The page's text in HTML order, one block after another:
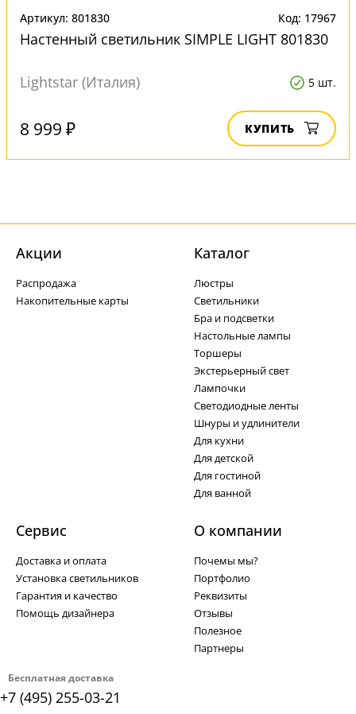
Артикул: 801830 Код: 17967
Настенный светильник SIMPLE LIGHT 801830
Lightstar (Италия) 5 шт.
8 999 ₽ КУПИТЬ
Бесплатная доставка
+7 (495) 255-03-21
Акции
Распродажа
Накопительные карты
Каталог
Люстры
Светильники
Бра и подсветки
Настольные лампы
Торшеры
Экстерьерный свет
Лампочки
Светодиодные ленты
Шнуры и удлинители
Для кухни
Для детской
Для гостиной
Для ванной
Сервис
Доставка и оплата
Установка светильников
Гарантия и качество
Помощь дизайнера
О компании
Почемы мы?
Портфолио
Реквизиты
Отзывы
Полезное
Партнеры